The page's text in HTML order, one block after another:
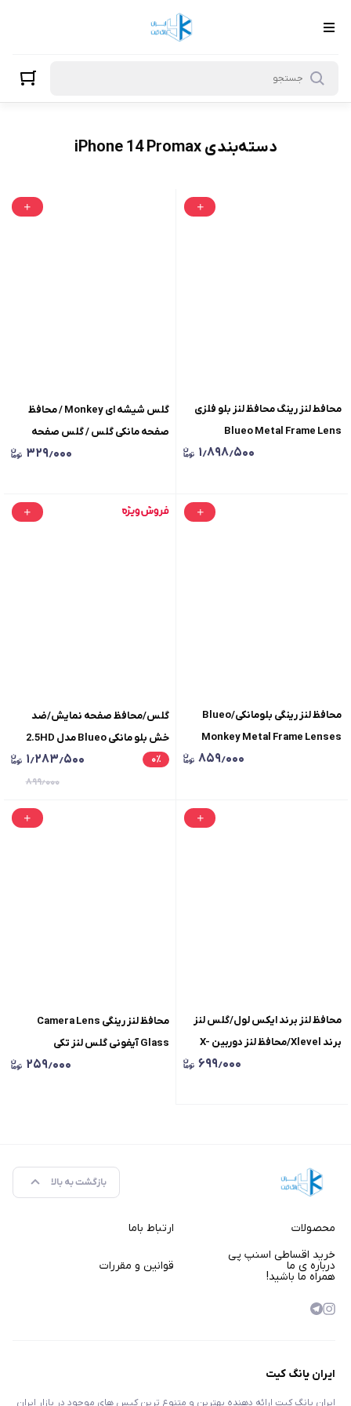
دسته‌بندی iPhone 14 Promax
محافط لنز رینگ محافظ لنز بلو فلزی
Blueo Metal Frame Lens
Protector Glass Iphone
۱٫۸۹۸٫۵۰۰
گلس شیشه ای Monkey / محافظ
صفحه مانکی گلس / گلس صفحه
۳۲۹٫۰۰۰
محافظ لنز رینگی بلومانکی/Blueo
Monkey Metal Frame Lenses
Original Graphics/محافظ لنز
۸۵۹٫۰۰۰
گلس/محافظ صفحه نمایش/ضد
خش بلو مانکی Blueo مدل 2.5HD
Dust Proof/گلس بلومانکی BLUEO
۰٪ ۱٫۲۸۳٫۵۰۰
۸۹۹٫۰۰۰
محافظ لنز برند ایکس لول/گلس لنز
برند Xlevel/محافظ لنز دوربین X-
level lens camera protector
۶۹۹٫۰۰۰
محافظ لنز رینگی Camera Lens
Glass آیفونی گلس لنز تکی
۲۵۹٫۰۰۰
بازگشت به بالا
محصولات
خرید اقساطی اسنپ پی
ارتباط باما
درباره ی ما قوانین و مقررات
همراه ما باشید!
ایران یانگ کیت
ایران یانگ کیت ارائه دهنده بهترین و متنوع ترین کیس های موجود در بازار ایران